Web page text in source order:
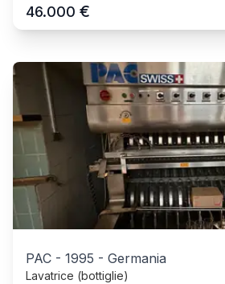
46.000 €
PAC - 1995 - Germania
Lavatrice (bottiglie)